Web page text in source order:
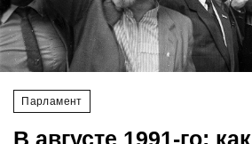
Парламент
В августе 1991-го: как